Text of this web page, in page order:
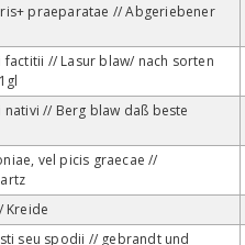
praeparatae // Abgeriebener
factitii // Lasur blaw/ nach sorten
nativi // Berg blaw daß beste
vel picis graecae //
Kreide
seu spodii // gebrandt und